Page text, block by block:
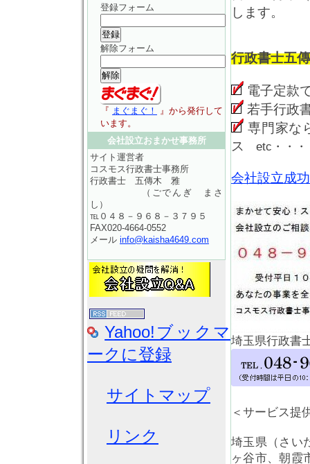
します。
行政書士五
電子定款
若手行政
専門家な
ス
etc・・・
会社設立成
埼玉県行政書
＜サービス提
埼玉県（さい
ヶ谷市、朝霞
登録フォーム
解除フォーム
『 まぐまぐ！
』から発行して
います。
会社設立おまかせ事務所
サイト運営者
コスモス行政書士事務所
行政書士 五傳木 雅
（ごでんぎ まさ
し）
℡０４８－９６８－３７９５
FAX020-4664-0552
メール info@kaisha4649.com
Yahoo!ブックマ
ークに登録
サイトマップ
リンク